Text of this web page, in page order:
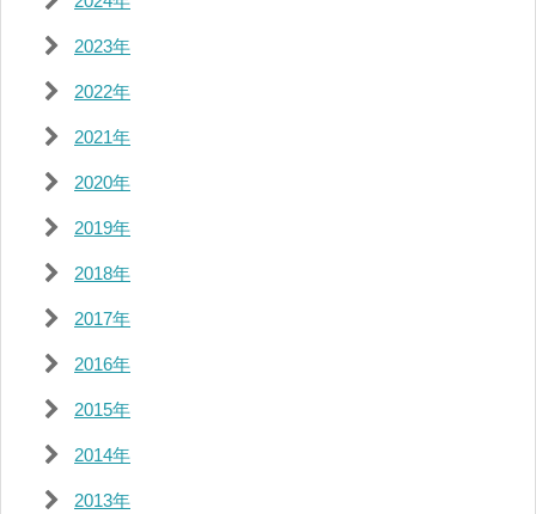
2023年
2022年
2021年
2020年
2019年
2018年
2017年
2016年
2015年
2014年
2013年